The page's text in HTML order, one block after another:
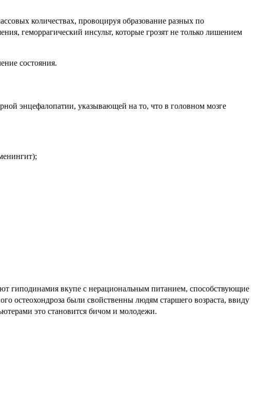
количествах, провоцируя образование разных по
геморрагический инсульт, которые грозят не только лишением
состояния.
энцефалопатии, указывающей на то, что в головном мозге
гиподинамия вкупе с нерациональным питанием, способствующие
остеохондроза были свойственны людям старшего возраста, ввиду
это становится бичом и молодежи.